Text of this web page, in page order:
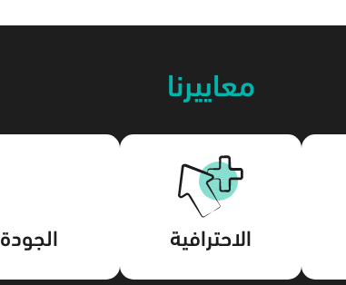
معاييرنا
الاحترافية الجودة